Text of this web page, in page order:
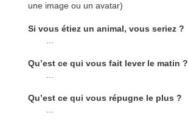
une image ou un avatar)
Si vous étiez un animal, vous seriez ?
Qu’est ce qui vous fait lever le matin ?
Qu’est ce qui vous répugne le plus ?